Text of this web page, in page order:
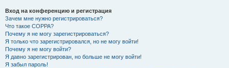
Вход на конференцию и регистрация
Зачем мне нужно регистрироваться?
Что такое COPPA?
Почему я не могу зарегистрироваться?
Я только что зарегистрировался, но не могу войти!
Почему я не могу войти?
Я давно зарегистрирован, но больше не могу войти!
Я забыл пароль!